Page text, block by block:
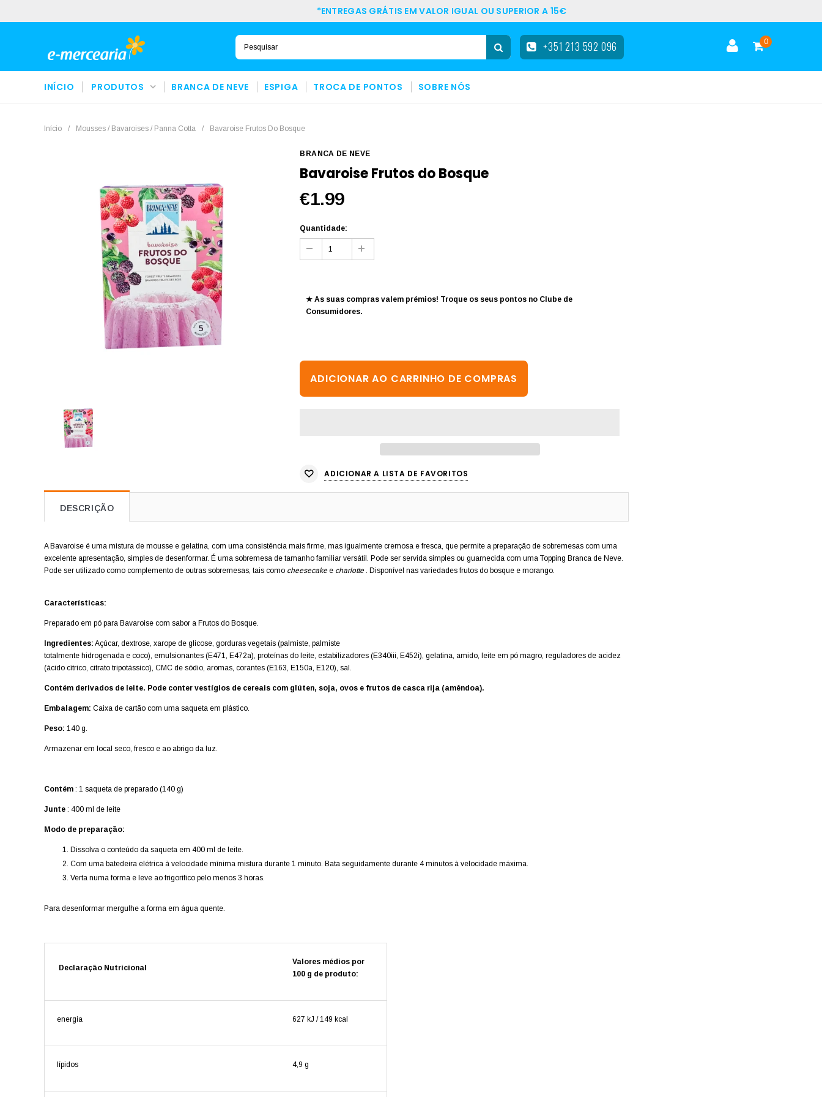
*ENTREGAS GRÁTIS EM VALOR IGUAL OU SUPERIOR A 15€
0
+351 213 592 096
INÍCIO PRODUTOS BRANCA DE NEVE ESPIGA TROCA DE PONTOS SOBRE NÓS
Início / Mousses / Bavaroises / Panna Cotta / Bavaroise Frutos Do Bosque
BRANCA DE NEVE
Bavaroise Frutos do Bosque
€1.99
Quantidade:
★ As suas compras valem prémios! Troque os seus pontos no Clube de
Consumidores.
ADICIONAR A LISTA DE FAVORITOS
DESCRIÇÃO
A Bavaroise é uma mistura de mousse e gelatina, com uma consistência mais firme, mas igualmente cremosa e fresca, que permite a preparação de sobremesas com uma
excelente apresentação, simples de desenformar. É uma sobremesa de tamanho familiar versátil. Pode ser servida simples ou guarnecida com uma Topping Branca de Neve.
Pode ser utilizado como complemento de outras sobremesas, tais como cheesecake e charlotte . Disponível nas variedades frutos do bosque e morango.
Características:
Preparado em pó para Bavaroise com sabor a Frutos do Bosque.
Ingredientes: Açúcar, dextrose, xarope de glicose, gorduras vegetais (palmiste, palmiste
totalmente hidrogenada e coco), emulsionantes (E471, E472a), proteínas do leite, estabilizadores (E340iii, E452i), gelatina, amido, leite em pó magro, reguladores de acidez
(ácido cítrico, citrato tripotássico), CMC de sódio, aromas, corantes (E163, E150a, E120), sal.
Contém derivados de leite. Pode conter vestígios de cereais com glúten, soja, ovos e frutos de casca rija (amêndoa).
Embalagem: Caixa de cartão com uma saqueta em plástico.
Peso: 140 g.
Armazenar em local seco, fresco e ao abrigo da luz.
Contém : 1 saqueta de preparado (140 g)
Junte : 400 ml de leite
Modo de preparação:
Dissolva o conteúdo da saqueta em 400 ml de leite.
Com uma batedeira elétrica à velocidade mínima mistura durante 1 minuto. Bata seguidamente durante 4 minutos à velocidade máxima.
Verta numa forma e leve ao frigorífico pelo menos 3 horas.
Para desenformar mergulhe a forma em água quente.
Declaração Nutricional
Valores médios por
100 g de produto:
energia 627 kJ / 149 kcal
lípidos 4,9 g